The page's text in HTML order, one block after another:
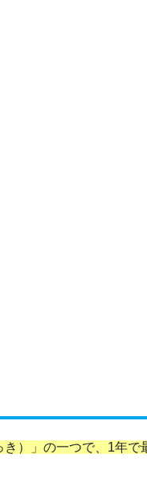
）」の一つで、1年で